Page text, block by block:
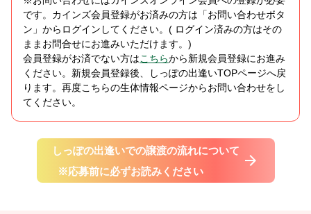
です。カインズ会員登録がお済みの方は「お問い合わせボタ
ン」からログインしてください。( ログイン済みの方はその
ままお問合せにお進みいただけます。)
会員登録がお済でない方はこちらから新規会員登録にお進み
ください。新規会員登録後、しっぽの出逢いTOPページへ戻
ります。再度こちらの生体情報ページからお問い合わせをし
てください。
しっぽの出逢いでの譲渡の流れについて
※応募前に必ずお読みください